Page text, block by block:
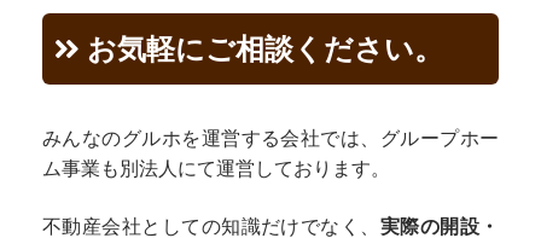
お気軽にご相談ください。
みんなのグルホを運営する会社では、グループホー
ム事業も別法人にて運営しております。
不動産会社としての知識だけでなく、 実際の開設・